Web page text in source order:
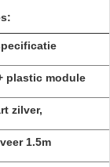
plastic module
zilver,
1.5m